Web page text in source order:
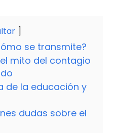
se transmite?
mito del contagio
de la educación y
dudas sobre el